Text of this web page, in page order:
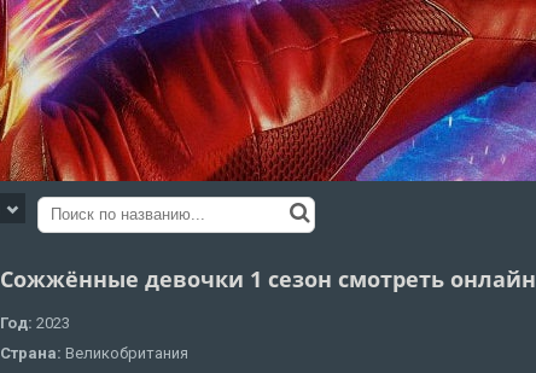
Сожжённые девочки 1 сезон смотреть онлайн
Год: 2023
Страна: Великобритания